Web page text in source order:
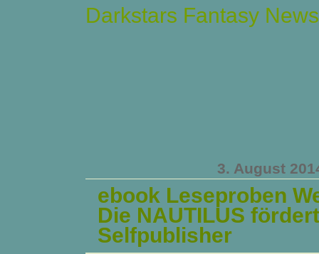
Darkstars Fantasy News
3. August
ebook Leseproben
Die NAUTILUS
Selfpublisher